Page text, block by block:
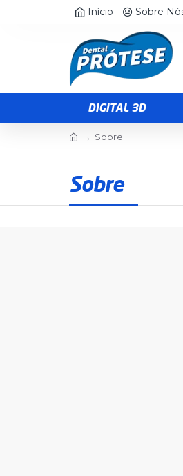
Início Sobre
DIGITAL 3D
Sobre
Sobre